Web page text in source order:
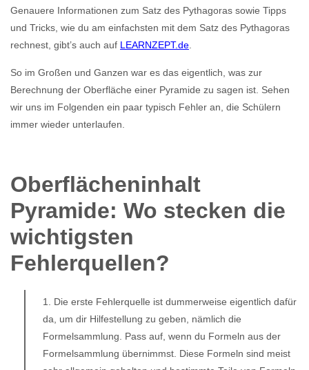
Genauere Informationen zum Satz des Pythagoras sowie Tipps
und Tricks, wie du am einfachsten mit dem Satz des Pythagoras
rechnest, gibt’s auch auf LEARNZEPT.de
So im Großen und Ganzen war es das eigentlich, was zur
Berechnung der Oberfläche einer Pyramide zu sagen ist. Sehen
wir uns im Folgenden ein paar typisch Fehler an, die Schülern
immer wieder unterlaufen.
Oberflächeninhalt
Pyramide: Wo stecken die
wichtigsten
Fehlerquellen?
1. Die erste Fehlerquelle ist dummerweise eigentlich dafür
da, um dir Hilfestellung zu geben, nämlich die
Formelsammlung. Pass auf, wenn du Formeln aus der
Formelsammlung übernimmst. Diese Formeln sind meist